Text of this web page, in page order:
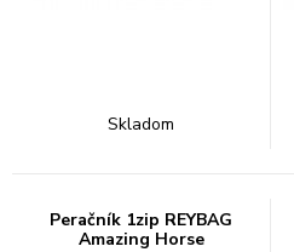
Skladom
Peračník 1zip REYBAG
Amazing Horse